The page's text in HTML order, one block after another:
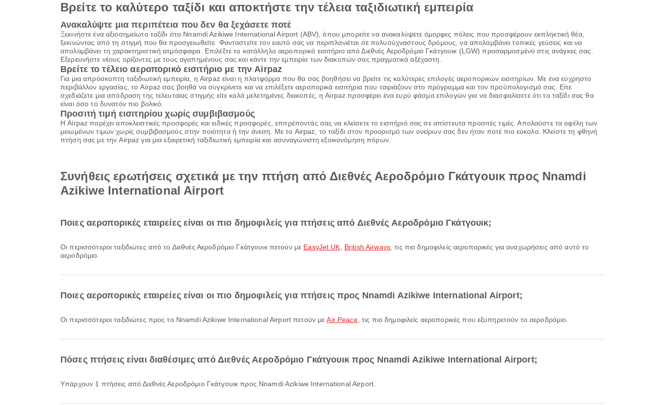
Βρείτε το καλύτερο ταξίδι και αποκτήστε την τέλεια ταξιδιωτική εμπειρία
Ανακαλύψτε μια περιπέτεια που δεν θα ξεχάσετε ποτέ
Ξεκινήστε ένα αξιοσημείωτο ταξίδι στο Nnamdi Azikiwe International Airport (ABV), όπου μπορείτε να ανακαλύψετε όμορφες πόλεις που προσφέρουν εκπληκτική θέα,
ξεκινώντας από τη στιγμή που θα προσγειωθείτε. Φανταστείτε τον εαυτό σας να περιπλανιέται σε πολυσύχναστους δρόμους, να απολαμβάνει τοπικές γεύσεις και να
απολαμβάνει τη χαρακτηριστική ατμόσφαιρα. Επιλέξτε το κατάλληλο αεροπορικό εισιτήριο από Διεθνές Αεροδρόμιο Γκάτγουικ (LGW) προσαρμοσμένο στις ανάγκες σας.
Εξερευνήστε νέους ορίζοντες με τους αγαπημένους σας και κάντε την εμπειρία των διακοπών σας πραγματικά αξέχαστη.
Βρείτε το τέλειο αεροπορικό εισιτήριο με την Airpaz
Για μια απρόσκοπτη ταξιδιωτική εμπειρία, η Airpaz είναι η πλατφόρμα που θα σας βοηθήσει να βρείτε τις καλύτερες επιλογές αεροπορικών εισιτηρίων. Με ένα εύχρηστο
περιβάλλον εργασίας, το Airpaz σας βοηθά να συγκρίνετε και να επιλέξετε αεροπορικά εισιτήρια που ταιριάζουν στο πρόγραμμα και τον προϋπολογισμό σας. Είτε
σχεδιάζετε μια απόδραση της τελευταίας στιγμής είτε καλά μελετημένες διακοπές, η Airpaz προσφέρει ένα ευρύ φάσμα επιλογών για να διασφαλίσετε ότι το ταξίδι σας θα
είναι όσο το δυνατόν πιο βολικό.
Προσιτή τιμή εισιτηρίου χωρίς συμβιβασμούς
Η Airpaz παρέχει αποκλειστικές προσφορές και ειδικές προσφορές, επιτρέποντάς σας να κλείσετε το εισιτήριό σας σε απίστευτα προσιτές τιμές. Απολαύστε τα οφέλη των
μειωμένων τιμών χωρίς συμβιβασμούς στην ποιότητα ή την άνεση. Με το Airpaz, το ταξίδι στον προορισμό των ονείρων σας δεν ήταν ποτέ πιο εύκολο. Κλείστε τη φθηνή
πτήση σας με την Airpaz για μια εξαιρετική ταξιδιωτική εμπειρία και ασυναγώνιστη εξοικονόμηση πόρων.
Συνήθεις ερωτήσεις σχετικά με την πτήση από Διεθνές Αεροδρόμιο Γκάτγουικ προς Nnamdi
Azikiwe International Airport
Ποιες αεροπορικές εταιρείες είναι οι πιο δημοφιλείς για πτήσεις από Διεθνές Αεροδρόμιο Γκάτγουικ;
Οι περισσότεροι ταξιδιώτες από το Διεθνές Αεροδρόμιο Γκάτγουικ πετούν με EasyJet UK British Airways , τις πιο δημοφιλείς αεροπορικές για αναχωρήσεις από αυτό το
αεροδρόμιο.
Ποιες αεροπορικές εταιρείες είναι οι πιο δημοφιλείς για πτήσεις προς Nnamdi Azikiwe International Airport;
Οι περισσότεροι ταξιδιώτες προς το Nnamdi Azikiwe International Airport πετούν μεAir Peace, τις πιο δημοφιλείς αεροπορικές που εξυπηρετούν το αεροδρόμιο.
Πόσες πτήσεις είναι διαθέσιμες από Διεθνές Αεροδρόμιο Γκάτγουικ προς Nnamdi Azikiwe International Airport;
Υπάρχουν 1 πτήσεις από Διεθνές Αεροδρόμιο Γκάτγουικ προς Nnamdi Azikiwe International Airport.